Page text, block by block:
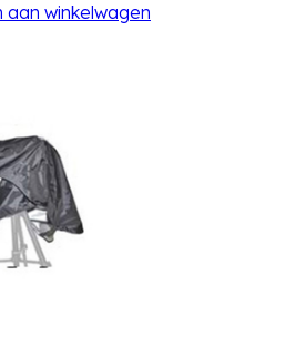
aan winkelwagen